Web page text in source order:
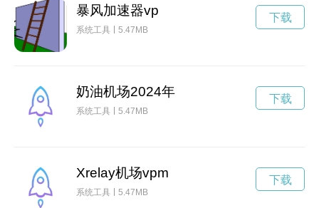
暴风加速器vp
系统工具 5.47MB
下载
奶油机场2024年
系统工具 5.47MB
下载
Xrelay机场vpm
系统工具 5.47MB
下载